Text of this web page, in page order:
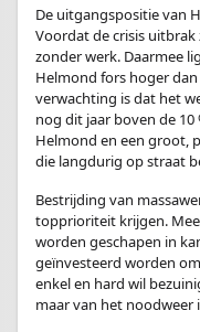
De uitgangspositie van
Voordat de crisis uitbrak
zonder werk. Daarmee
Helmond fors hoger
verwachting is dat het
nog dit jaar boven de
Helmond en een groot,
die langdurig op straat
Bestrijding van
topprioriteit krijgen.
worden geschapen in
geïnvesteerd worden
enkel en hard wil
maar van het noodweer